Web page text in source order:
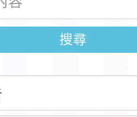
行計畫」
學年度第1學
考代課鐘點教
辦理後續甄選)
園市115學年
點」1份
學年度學生
案
補助參觀特色
搜尋